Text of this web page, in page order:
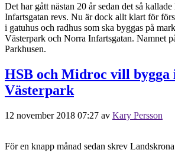
Det har gått nästan 20 år sedan det så
Infartsgatan revs. Nu är dock allt klart för
i gatuhus och radhus som ska byggas på
Västerpark och Norra Infartsgatan. Namnet
Parkhusen.
HSB och Midroc vill
Västerpark
12 november 2018 07:27 av Kary Persson
För en knapp månad sedan skrev